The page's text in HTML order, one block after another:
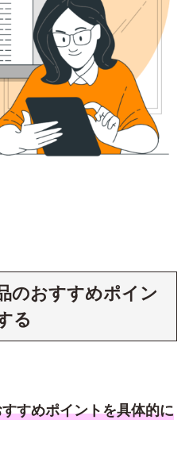
のおすすめポイン
る
すめポイントを具体的に